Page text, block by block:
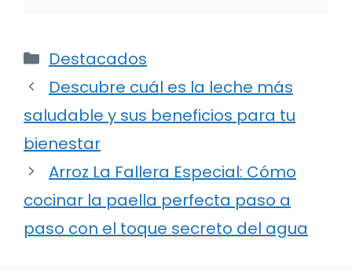
Categorías
Destacados
Descubre cuál es la leche más
saludable y sus beneficios para tu
bienestar
Arroz La Fallera Especial: Cómo
cocinar la paella perfecta paso a
paso con el toque secreto del agua